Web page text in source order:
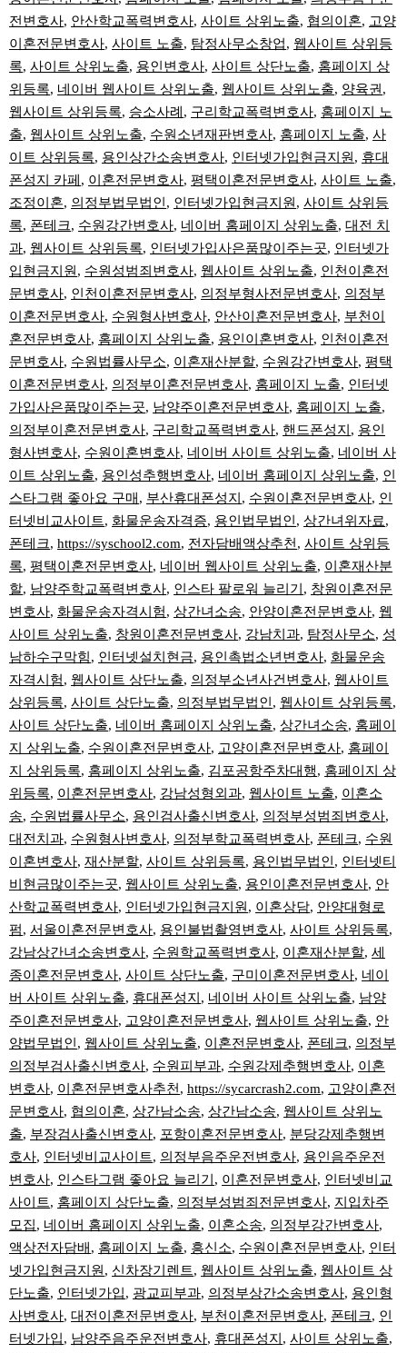
전변호사, 안산학교폭력변호사, 사이트 상위노출, 협의이혼, 고양
이혼전문변호사, 사이트 노출, 탐정사무소창업, 웹사이트 상위등
록, 사이트 상위노출, 용인변호사, 사이트 상단노출, 홈페이지 상
위등록, 네이버 웹사이트 상위노출, 웹사이트 상위노출, 양육권 ,
웹사이트 상위등록, 승소사례 , 구리학교폭력변호사, 홈페이지 노
출, 웹사이트 상위노출, 수원소년재판변호사, 홈페이지 노출, 사
이트 상위등록, 용인상간소송변호사, 인터넷가입현금지원 , 휴대
폰성지 카페 , 이혼전문변호사, 평택이혼전문변호사, 사이트 노출,
조정이혼, 의정부법무법인 , 인터넷가입현금지원 , 사이트 상위등
록, 폰테크, 수원강간변호사, 네이버 홈페이지 상위노출, 대전 치
과, 웹사이트 상위등록, 인터넷가입사은품많이주는곳, 인터넷가
입현금지원 , 수원성범죄변호사, 웹사이트 상위노출, 인천이혼전
문변호사, 인천이혼전문변호사, 의정부형사전문변호사, 의정부
이혼전문변호사, 수원형사변호사, 안산이혼전문변호사, 부천이
혼전문변호사, 홈페이지 상위노출, 용인이혼변호사, 인천이혼전
문변호사, 수원법률사무소, 이혼재산분할, 수원강간변호사, 평택
이혼전문변호사, 의정부이혼전문변호사, 홈페이지 노출, 인터넷
가입사은품많이주는곳, 남양주이혼전문변호사, 홈페이지 노출,
의정부이혼전문변호사, 구리학교폭력변호사, 핸드폰성지 , 용인
형사변호사, 수원이혼변호사, 네이버 사이트 상위노출, 네이버 사
이트 상위노출, 용인성추행변호사, 네이버 홈페이지 상위노출, 인
스타그램 좋아요 구매 , 부산휴대폰성지 , 수원이혼전문변호사, 인
터넷비교사이트, 화물운송자격증, 용인법무법인 , 상간녀위자료,
폰테크, https://syschool2.com, 전자담배액상추천 , 사이트 상위등
록, 평택이혼전문변호사, 네이버 웹사이트 상위노출, 이혼재산분
할, 남양주학교폭력변호사, 인스타 팔로워 늘리기 , 창원이혼전문
변호사, 화물운송자격시험, 상간녀소송, 안양이혼전문변호사, 웹
사이트 상위노출, 창원이혼전문변호사, 강남치과, 탐정사무소, 성
남하수구막힘, 인터넷설치현금, 용인촉법소년변호사, 화물운송
자격시험, 웹사이트 상단노출, 의정부소년사건변호사, 웹사이트
상위등록, 사이트 상단노출, 의정부법무법인 , 웹사이트 상위등록,
사이트 상단노출, 네이버 홈페이지 상위노출, 상간녀소송, 홈페이
지 상위노출, 수원이혼전문변호사, 고양이혼전문변호사, 홈페이
지 상위등록, 홈페이지 상위노출, 김포공항주차대행, 홈페이지 상
위등록, 이혼전문변호사, 강남성형외과, 웹사이트 노출, 이혼소
송, 수원법률사무소, 용인검사출신변호사, 의정부성범죄변호사,
대전치과, 수원형사변호사, 의정부학교폭력변호사, 폰테크, 수원
이혼변호사, 재산분할, 사이트 상위등록, 용인법무법인 , 인터넷티
비현금많이주는곳, 웹사이트 상위노출, 용인이혼전문변호사, 안
산학교폭력변호사, 인터넷가입현금지원 , 이혼상담, 안양대형로
펌, 서울이혼전문변호사, 용인불법촬영변호사, 사이트 상위등록,
강남상간녀소송변호사, 수원학교폭력변호사, 이혼재산분할, 세
종이혼전문변호사, 사이트 상단노출, 구미이혼전문변호사, 네이
버 사이트 상위노출, 휴대폰성지 , 네이버 사이트 상위노출, 남양
주이혼전문변호사, 고양이혼전문변호사, 웹사이트 상위노출, 안
양법무법인 , 웹사이트 상위노출, 이혼전문변호사, 폰테크, 의정부
의정부검사출신변호사, 수원피부과, 수원강제추행변호사, 이혼
변호사, 이혼전문변호사추천 , https://sycarcrash2.com, 고양이혼전
문변호사, 협의이혼, 상간남소송, 상간남소송, 웹사이트 상위노
출, 부장검사출신변호사, 포항이혼전문변호사, 분당강제추행변
호사, 인터넷비교사이트, 의정부음주운전변호사, 용인음주운전
변호사, 인스타그램 좋아요 늘리기 , 이혼전문변호사, 인터넷비교
사이트, 홈페이지 상단노출, 의정부성범죄전문변호사, 지입차주
모집, 네이버 홈페이지 상위노출, 이혼소송, 의정부강간변호사,
액상전자담배 , 홈페이지 노출, 흥신소, 수원이혼전문변호사, 인터
넷가입현금지원 , 신차장기렌트, 웹사이트 상위노출, 웹사이트 상
단노출, 인터넷가입, 광교피부과, 의정부상간소송변호사, 용인형
사변호사, 대전이혼전문변호사, 부천이혼전문변호사, 폰테크, 인
터넷가입, 남양주음주운전변호사, 휴대폰성지 , 사이트 상위노출,